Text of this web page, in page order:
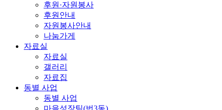
후원·자원봉사
후원안내
자원봉사안내
나눔가게
자료실
자료실
갤러리
자료집
동별 사업
동별 사업
마을성장팀(번3동)